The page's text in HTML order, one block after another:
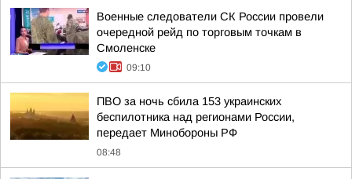
Военные следователи СК России провели
очередной рейд по торговым точкам в
Смоленске
09:10
ПВО за ночь сбила 153 украинских
беспилотника над регионами России,
передает Минобороны РФ
08:48